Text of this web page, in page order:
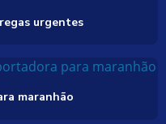
urgentes
maranhão